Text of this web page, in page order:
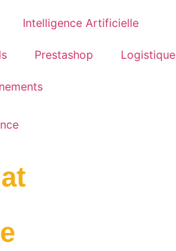
Intelligence Artificielle
Prestashop Logistique